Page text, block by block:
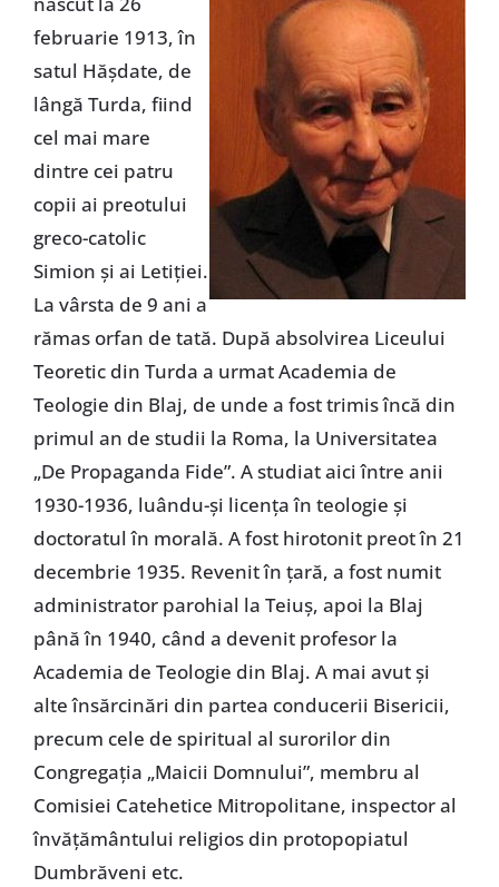
februarie 1913, în
satul Hăşdate, de
lângă Turda, fiind
cel mai mare
dintre cei patru
copii ai preotului
greco-catolic
Simion şi ai Letiţiei.
La vârsta de 9 ani a
rămas orfan de tată. După absolvirea Liceului
Teoretic din Turda a urmat Academia de
Teologie din Blaj, de unde a fost trimis încă din
primul an de studii la Roma, la Universitatea
„De Propaganda Fide”. A studiat aici între anii
1930-1936, luându-şi licenţa în teologie şi
doctoratul în morală. A fost hirotonit preot în 21
decembrie 1935. Revenit în ţară, a fost numit
administrator parohial la Teiuş, apoi la Blaj
până în 1940, când a devenit profesor la
Academia de Teologie din Blaj. A mai avut şi
alte însărcinări din partea conducerii Bisericii,
precum cele de spiritual al surorilor din
Congregaţia „Maicii Domnului”, membru al
Comisiei Catehetice Mitropolitane, inspector al
învăţământului religios din protopopiatul
Dumbrăveni etc.